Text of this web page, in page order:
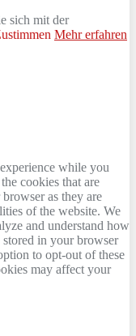
sich mit der
Mehr erfahren
while you
cookies that are
as they are
of the website. We
and understand how
in your browser
to opt-out of these
may affect your